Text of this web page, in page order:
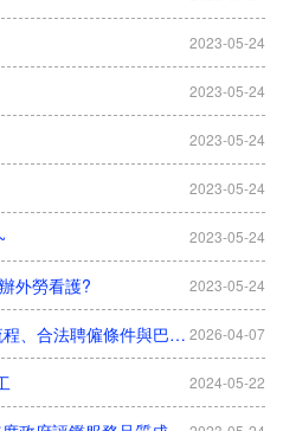
2023-05-24
2023-05-24
2023-05-24
2023-05-24
2023-05-24
2023-05-24
外勞看護?
2026-04-07
條件與巴氏量表評估完整解析
2024-05-22
2023-05-24
服務品質成績高達98分/A級)